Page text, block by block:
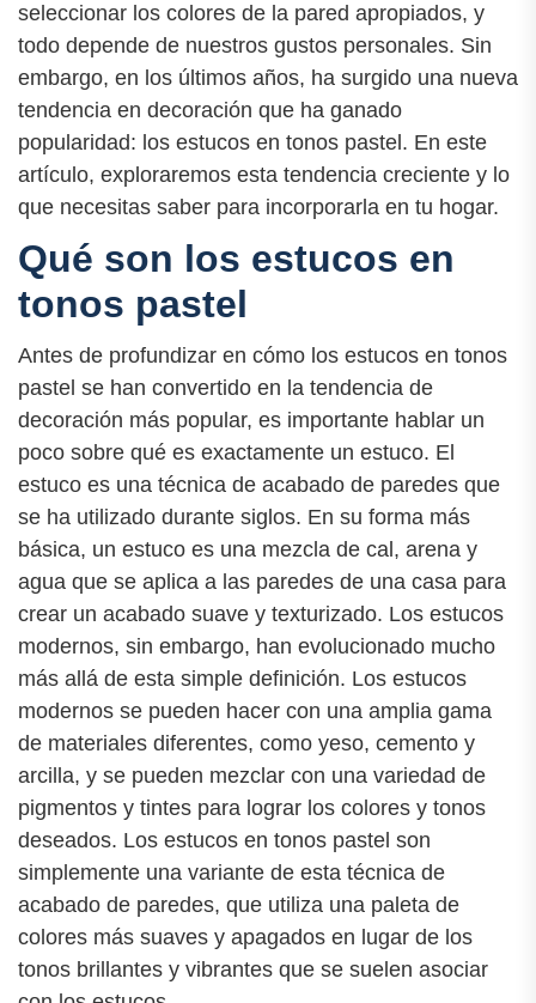
seleccionar los colores de la pared apropiados, y
todo depende de nuestros gustos personales. Sin
embargo, en los últimos años, ha surgido una nueva
tendencia en decoración que ha ganado
popularidad: los estucos en tonos pastel. En este
artículo, exploraremos esta tendencia creciente y lo
que necesitas saber para incorporarla en tu hogar.
Qué son los estucos en
tonos pastel
Antes de profundizar en cómo los estucos en tonos
pastel se han convertido en la tendencia de
decoración más popular, es importante hablar un
poco sobre qué es exactamente un estuco. El
estuco es una técnica de acabado de paredes que
se ha utilizado durante siglos. En su forma más
básica, un estuco es una mezcla de cal, arena y
agua que se aplica a las paredes de una casa para
crear un acabado suave y texturizado. Los estucos
modernos, sin embargo, han evolucionado mucho
más allá de esta simple definición. Los estucos
modernos se pueden hacer con una amplia gama
de materiales diferentes, como yeso, cemento y
arcilla, y se pueden mezclar con una variedad de
pigmentos y tintes para lograr los colores y tonos
deseados. Los estucos en tonos pastel son
simplemente una variante de esta técnica de
acabado de paredes, que utiliza una paleta de
colores más suaves y apagados en lugar de los
tonos brillantes y vibrantes que se suelen asociar